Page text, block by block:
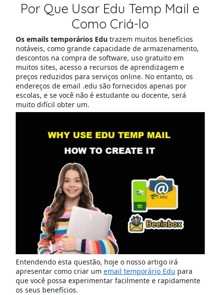
Por Que Usar Edu Temp Mail e
Como Criá-lo
Os emails temporários Edutrazem muitos benefícios
notáveis, como grande capacidade de armazenamento,
descontos na compra de software, uso gratuito em
muitos sites, acesso a recursos de aprendizagem e
preços reduzidos para serviços online. No entanto, os
endereços de email .edu são fornecidos apenas por
escolas, e se você não é estudante ou docente, será
muito difícil obter um.
Entendendo esta questão, hoje o nosso artigo irá
apresentar como criar um email temporário Edu para
que você possa experimentar facilmente e rapidamente
os seus benefícios.